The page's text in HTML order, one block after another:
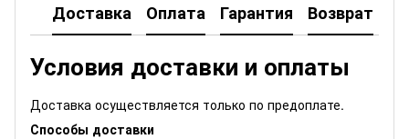
Доставка Оплата Гарантия Возврат
Условия доставки и оплаты
Доставка осуществляется только по предоплате.
Способы доставки